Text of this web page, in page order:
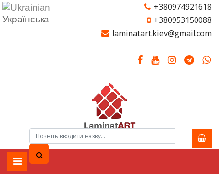
Українська
+380974921618
+380953150088
laminatart.kiev@gmail.com